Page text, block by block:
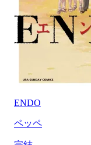
ENDO
ペッペ